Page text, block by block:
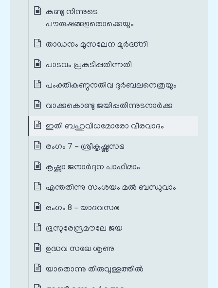
കണ്ടു നിന്നുടെ
പൗരുഷങ്ങളതൊക്കെയും
താഡനം മുസലേന മൂർദ്ധ്നി
പാടവം പ്രകടിപ്പതിന്നതി
പംക്തികണ്ഠനതീവ ദുർബലനെത്രയും
വാക്കുകൊണ്ടു ജയിപ്പതിന്നുടനാർക്കു
ഇതി ബഹുവിധമോരോ വീരവാദം
രംഗം 7 - ശ്രീകൃഷ്ണസഭ
കൃഷ്ണാ ജനാർദ്ദന പാഹിമാം
എന്തതിന്നു സംശയം മൽ ബന്ധുവാം
രംഗം 8 - യാദവസഭ
ഭൂസുരേന്ദ്രമൗലേ ജയ
ഉദ്ധവ സഖേ ശൃണു
യാതൊന്നു തിരുവുള്ളത്തിൽ